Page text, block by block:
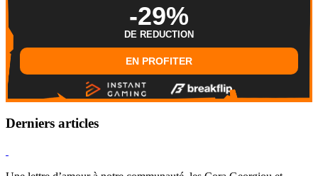
-29%
DE REDUCTION
EN PROFITER
Derniers articles